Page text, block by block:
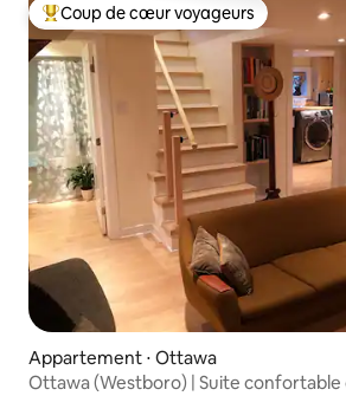
Coups de cœur voyageurs les plus
Coup de cœur voyageurs
Appartement ⋅ Ottawa
Ottawa (Westboro) | Suite confortable